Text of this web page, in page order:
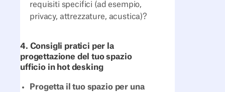
requisiti specifici (ad esempio,
privacy, attrezzature, acustica)?
4. Consigli pratici per la
progettazione del tuo spazio
ufficio in hot desking
Progetta il tuo spazio per una